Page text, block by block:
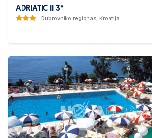
ADRIATIC II 3*
Dubrovniko regionas, Kroatija